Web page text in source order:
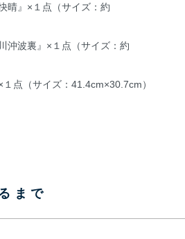
晴』×１点（サイズ：約
沖波裏』×１点（サイズ：約
点（サイズ：41.4cm×30.7cm）
まで